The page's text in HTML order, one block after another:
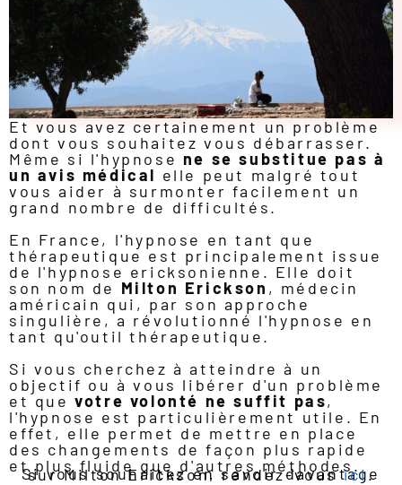
Et vous avez certainement un problème
dont vous souhaitez vous débarrasser.
Même si l'hypnose ne se substitue pas à
un avis médical elle peut malgré tout
vous aider à surmonter facilement un
grand nombre de difficultés.
En France, l'hypnose en tant que
thérapeutique est principalement issue
de l'hypnose ericksonienne. Elle doit
son nom de Milton Erickson , médecin
américain qui, par son approche
singulière, a révolutionné l'hypnose en
tant qu'outil thérapeutique.
Si vous cherchez à atteindre à un
objectif ou à vous libérer d'un problème
et quevotre volonté ne suffit pas,
l'hypnose est particulièrement utile. En
effet, elle permet de mettre en place
des changements de façon plus rapide
et plus fluide que d'autres méthodes.
Si vous souhaitez en savoir davantage sur Milton Erickson, rendez-vousici.